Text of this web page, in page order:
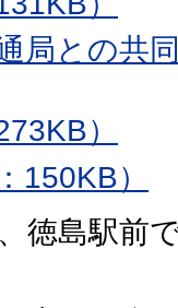
局との共
）
150KB）
徳島駅前